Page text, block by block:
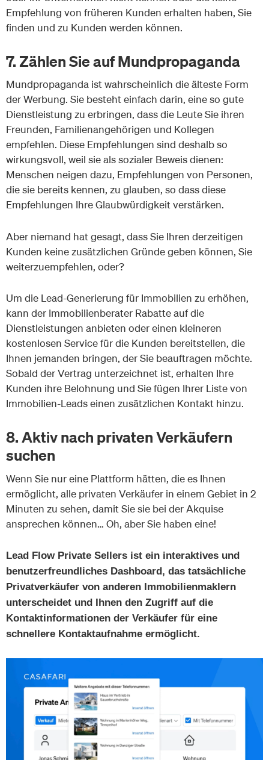
Empfehlung von früheren Kunden erhalten haben, Sie
finden und zu Kunden werden können.
7. Zählen Sie auf Mundpropaganda
Mundpropaganda ist wahrscheinlich die älteste Form
der Werbung. Sie besteht einfach darin, eine so gute
Dienstleistung zu erbringen, dass die Leute Sie ihren
Freunden, Familienangehörigen und Kollegen
empfehlen. Diese Empfehlungen sind deshalb so
wirkungsvoll, weil sie als sozialer Beweis dienen:
Menschen neigen dazu, Empfehlungen von Personen,
die sie bereits kennen, zu glauben, so dass diese
Empfehlungen Ihre Glaubwürdigkeit verstärken.
Aber niemand hat gesagt, dass Sie Ihren derzeitigen
Kunden keine zusätzlichen Gründe geben können, Sie
weiterzuempfehlen, oder?
Um die Lead-Generierung für Immobilien zu erhöhen,
kann der Immobilienberater Rabatte auf die
Dienstleistungen anbieten oder einen kleineren
kostenlosen Service für die Kunden bereitstellen, die
Ihnen jemanden bringen, der Sie beauftragen möchte.
Sobald der Vertrag unterzeichnet ist, erhalten Ihre
Kunden ihre Belohnung und Sie fügen Ihrer Liste von
Immobilien-Leads einen zusätzlichen Kontakt hinzu.
8. Aktiv nach privaten Verkäufern
suchen
Wenn Sie nur eine Plattform hätten, die es Ihnen
ermöglicht, alle privaten Verkäufer in einem Gebiet in 2
Minuten zu sehen, damit Sie sie bei der Akquise
ansprechen können… Oh, aber Sie haben eine!
Lead Flow Private Sellers ist ein interaktives und
benutzerfreundliches Dashboard, das tatsächliche
Privatverkäufer von anderen Immobilienmaklern
unterscheidet und Ihnen den Zugriff auf die
Kontaktinformationen der Verkäufer für eine
schnellere Kontaktaufnahme ermöglicht.